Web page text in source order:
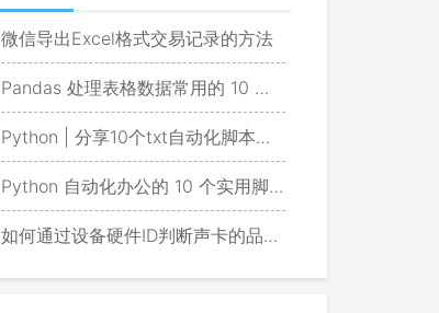
微信导出Excel格式交易记录的方法
Pandas 处理表格数据常用的 10 个脚本
Python | 分享10个txt自动化脚本，一定有你用得上的！
Python 自动化办公的 10 个实用脚本
如何通过设备硬件ID判断声卡的品牌及型号